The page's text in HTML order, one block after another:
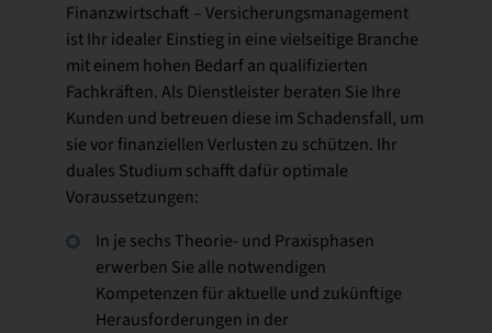
Finanzwirtschaft – Versicherungsmanagement
ist Ihr idealer Einstieg in eine vielseitige Branche
mit einem hohen Bedarf an qualifizierten
Fachkräften. Als Dienstleister beraten Sie Ihre
Kunden und betreuen diese im Schadensfall, um
sie vor finanziellen Verlusten zu schützen. Ihr
duales Studium schafft dafür optimale
Voraussetzungen:
In je sechs Theorie- und Praxisphasen
erwerben Sie alle notwendigen
Kompetenzen für aktuelle und zukünftige
Herausforderungen in der